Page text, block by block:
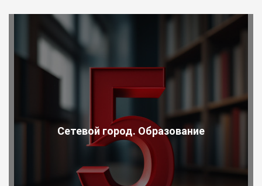
Сетевой город. Образование